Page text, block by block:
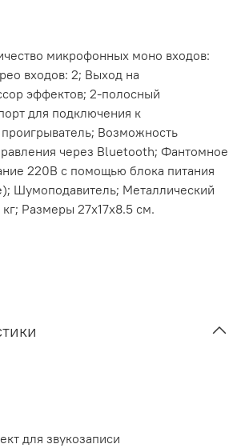
микрофонных моно входов:
входов: 2; Выход на
эффектов; 2-полосный
для подключения к
Возможность
через Bluetooth; Фантомное
220В с помощью блока питания
Шумоподавитель; Металлический
Размеры 27х17х8.5 см.
для звукозаписи